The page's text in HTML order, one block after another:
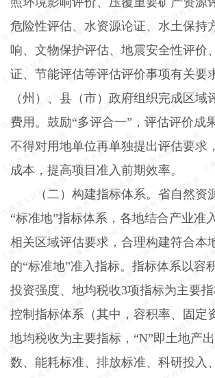
危险性评估、水资源论证、水土保持
响、文物保护评估、地震安全性评价
证、节能评估等评估评价事项有关要
（州）、县（市）政府组织完成区域
费用。鼓励“多评合一”，评估评价成
不得对用地单位再单独提出评估要求
成本，提高项目准入前期效率。
（二）构建指标体系。 省自然资
“标准地”指标体系，各地结合产业准
相关区域评估要求，合理构建符合本
的“标准地”准入指标。指标体系以容
投资强度、地均税收3项指标为主要
控制指标体系（其中，容积率、固定
地均税收为主要指标，“N”即土地产
数、能耗标准、排放标准、科研投入